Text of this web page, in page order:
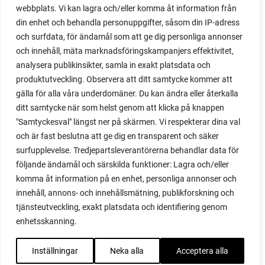
webbplats. Vi kan lagra och/eller komma åt information från
din enhet och behandla personuppgifter, såsom din IP-adress
och surfdata, för ändamål som att ge dig personliga annonser
och innehåll, mäta marknadsföringskampanjers effektivitet,
analysera publikinsikter, samla in exakt platsdata och
produktutveckling. Observera att ditt samtycke kommer att
gälla för alla våra underdomäner. Du kan ändra eller återkalla
ditt samtycke när som helst genom att klicka på knappen
"Samtyckesval" längst ner på skärmen. Vi respekterar dina val
och är fast beslutna att ge dig en transparent och säker
surfupplevelse. Tredjepartsleverantörerna behandlar data för
följande ändamål och särskilda funktioner: Lagra och/eller
komma åt information på en enhet, personliga annonser och
innehåll, annons- och innehållsmätning, publikforskning och
tjänsteutveckling, exakt platsdata och identifiering genom
enhetsskanning.
Inställningar Neka alla Acceptera alla
om, planterar och skördar egen lök.